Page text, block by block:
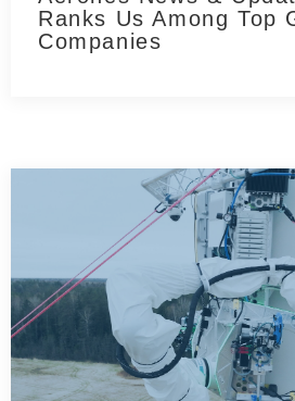
Ranks Us Among Top
Companies